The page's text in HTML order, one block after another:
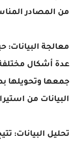
من المصادر
معالجة البيانات:
عدة أشكال
جمعها وتحويلها
البيانات من
تحليل البيانات: